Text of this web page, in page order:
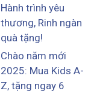
Hành trình yêu
thương, Rinh ngàn
quà tặng!
Chào năm mới
2025: Mua Kids A-
Z, tặng ngay 6